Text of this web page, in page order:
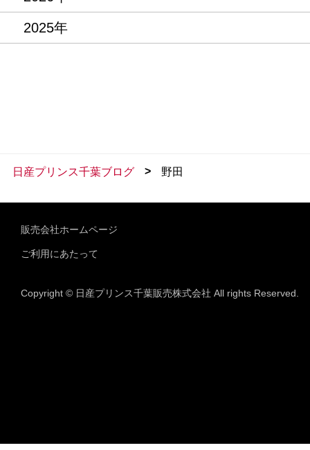
2025年
日産プリンス千葉ブログ > 野田
販売会社ホームページ
ご利用にあたって
Copyright © 日産プリンス千葉販売株式会社 All rights Reserved.